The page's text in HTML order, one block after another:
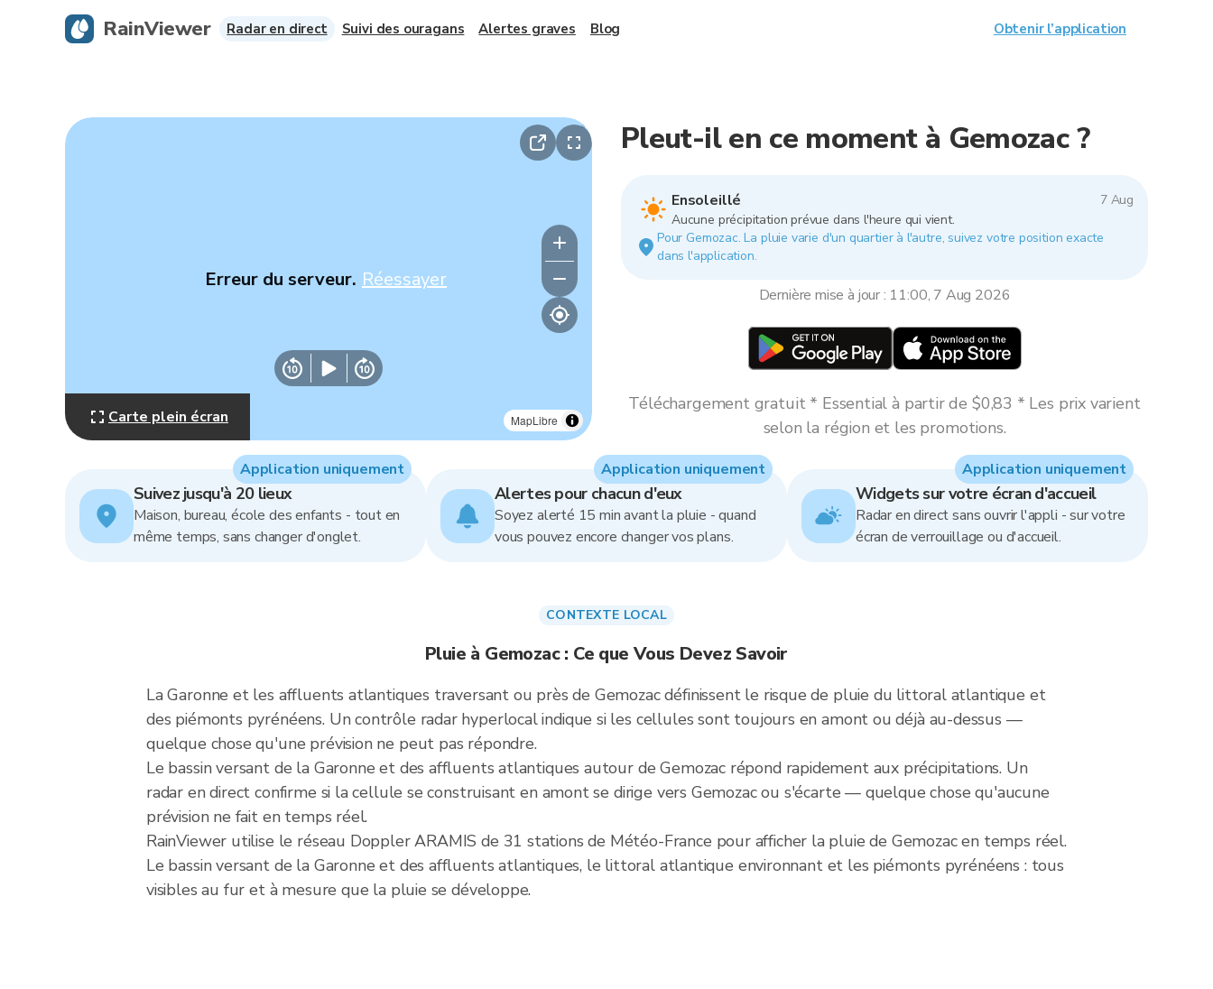
MapLibre
Erreur du serveur. Réessayer
Carte plein écran
Pleut-il en ce moment à Gemozac ?
Ensoleillé
7 Aug
Aucune précipitation prévue dans l'heure qui vient.
Pour Gemozac. La pluie varie d'un quartier à l'autre, suivez votre position exacte
dans l'application.
Dernière mise à jour : 11:00, 7 Aug 2026
Téléchargement gratuit * Essential à partir de $0,83 * Les prix varient
selon la région et les promotions.
Suivez jusqu'à 20 lieux
Maison, bureau, école des enfants - tout en
même temps, sans changer d'onglet.
Application uniquement
Alertes pour chacun d'eux
Soyez alerté 15 min avant la pluie - quand
vous pouvez encore changer vos plans.
Application uniquement
Widgets sur votre écran d'accueil
Radar en direct sans ouvrir l'appli - sur votre
écran de verrouillage ou d'accueil.
Application uniquement
CONTEXTE LOCAL
Pluie à Gemozac : Ce que Vous Devez Savoir
La Garonne et les affluents atlantiques traversant ou près de Gemozac définissent le risque de pluie du littoral atlantique et
des piémonts pyrénéens. Un contrôle radar hyperlocal indique si les cellules sont toujours en amont ou déjà au-dessus —
quelque chose qu'une prévision ne peut pas répondre.
Le bassin versant de la Garonne et des affluents atlantiques autour de Gemozac répond rapidement aux précipitations. Un
radar en direct confirme si la cellule se construisant en amont se dirige vers Gemozac ou s'écarte — quelque chose qu'aucune
prévision ne fait en temps réel.
RainViewer utilise le réseau Doppler ARAMIS de 31 stations de Météo-France pour afficher la pluie de Gemozac en temps réel.
Le bassin versant de la Garonne et des affluents atlantiques, le littoral atlantique environnant et les piémonts pyrénéens : tous
visibles au fur et à mesure que la pluie se développe.
RainViewer Radar en direct Suivi des ouragans Alertes graves Blog Obtenir l’application